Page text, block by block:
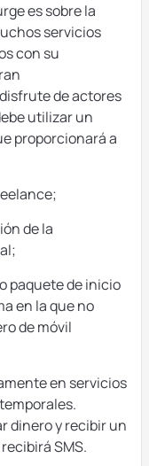
es sobre la
servicios
con su
de actores
utilizar un
proporcionará a
de la
paquete de inicio
en la que no
de móvil
en servicios
dinero y recibir un
SMS.